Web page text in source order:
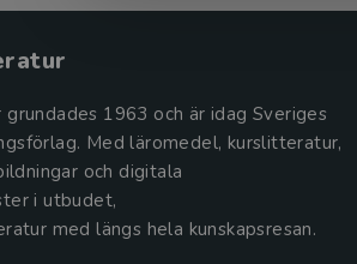
1963 och är idag Sveriges
Med läromedel, kurslitteratur,
och digitala
i utbudet,
med längs hela kunskapsresan.